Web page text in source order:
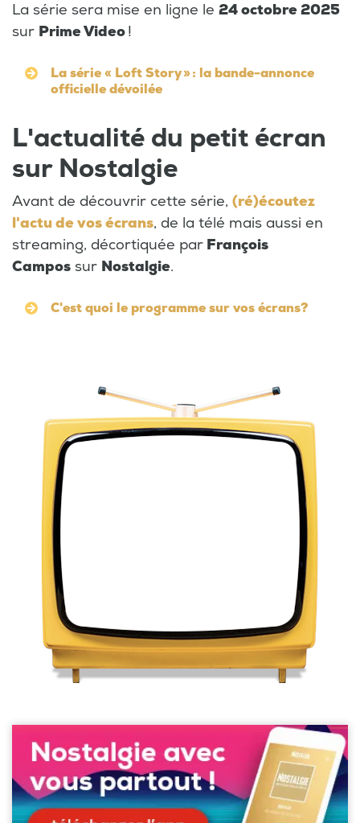
La série sera mise en ligne le 24 octobre 2025
sur Prime Video!
La série « Loft Story » : la bande-annonce
officielle dévoilée
L'actualité du petit écran
sur Nostalgie
Avant de découvrir cette série, (ré)écoutez
l'actu de vos écrans, de la télé mais aussi en
streaming, décortiquée par François
Campos sur Nostalgie.
C'est quoi le programme sur vos écrans?